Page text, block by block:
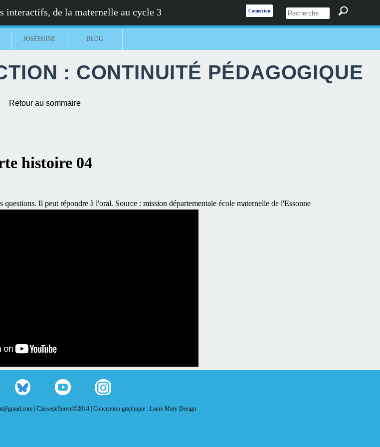
interactifs, de la maternelle au cycle 3 Connexion
JOSÉPHINE BLOG
: CONTINUITÉ PÉDAGOGIQUE
Retour au sommaire
histoire 04
questions. Il peut répondre à l'oral. Source : mission départementale école maternelle de l'Essonne
| Classedeflorent©2014 | Conception graphique : Laure Mary Design